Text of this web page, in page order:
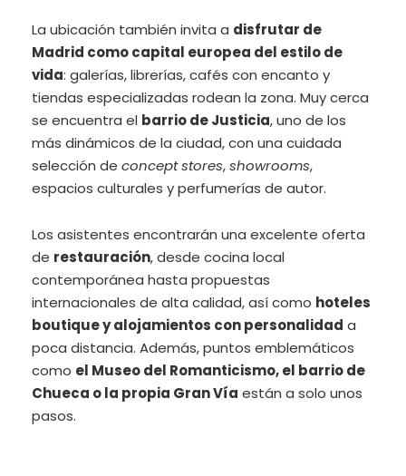
La ubicación también invita a disfrutar de
Madrid como capital europea del estilo de
vida: galerías, librerías, cafés con encanto y
tiendas especializadas rodean la zona. Muy cerca
se encuentra el barrio de Justicia, uno de los
más dinámicos de la ciudad, con una cuidada
selección de concept stores,showrooms,
espacios culturales y perfumerías de autor.
Los asistentes encontrarán una excelente oferta
de restauración, desde cocina local
contemporánea hasta propuestas
internacionales de alta calidad, así como hoteles
boutique y alojamientos con personalidad a
poca distancia. Además, puntos emblemáticos
como el Museo del Romanticismo, el barrio de
Chueca o la propia Gran Vía están a solo unos
pasos.